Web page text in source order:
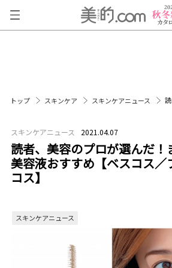
トップ スキンケア スキンケアニュース
スキンケアニュース 2021.04.07
読者、美容のプロが選んだ！
美容液おすすめ【ベスコス／
コス】
スキンケアニュース